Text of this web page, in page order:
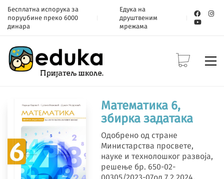
Бесплатна испорука за
поруџбине преко 6000
динара
Едука на
друштвеним
мрежама
Математика 6,
збирка задатака
Одобрено од стране
Министарства просвете,
науке и технолошког развоја,
решење бр. 650-02-
00305/2023-07од 7.2.2024.